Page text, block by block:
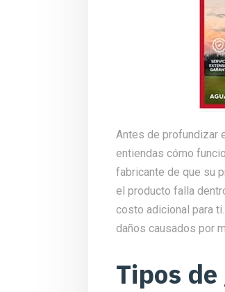
Antes de profundizar
entiendas cómo
fabricante de que su
el producto falla
costo adicional para
daños causados ​​por
Tipos